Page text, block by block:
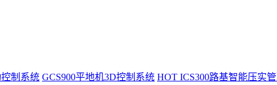
制系统 GCS900平地机3D控制系统 HOT ICS300路基智能压实